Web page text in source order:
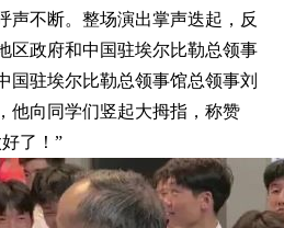
声不断。整场演出掌声迭起，反
区政府和中国驻埃尔比勒总领事
国驻埃尔比勒总领事馆总领事刘
他向同学们竖起大拇指，称赞
了！”